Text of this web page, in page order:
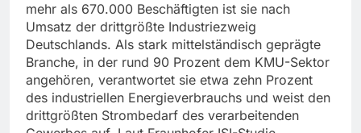
mehr als 670.000 Beschäftigten ist sie nach
Umsatz der drittgrößte Industriezweig
Deutschlands. Als stark mittelständisch geprägte
Branche, in der rund 90 Prozent dem KMU-Sektor
angehören, verantwortet sie etwa zehn Prozent
des industriellen Energieverbrauchs und weist den
drittgrößten Strombedarf des verarbeitenden